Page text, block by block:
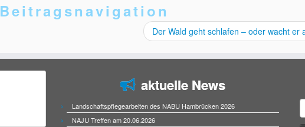
Beitragsnavigation
Der Wald geht schlafen – oder wacht er
aktuelle News
Landschaftspflegearbeiten des NABU Hambrücken 2026
NAJU Treffen am 20.06.2026